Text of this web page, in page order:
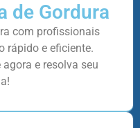
de Gordura
com profissionais
rápido e eficiente.
e resolva seu